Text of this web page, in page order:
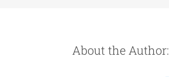
About the Author: